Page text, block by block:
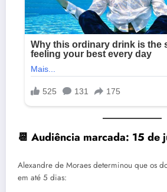
📆 Audiência marcada: 15 de
Alexandre de Moraes determinou que os
em até 5 dias: